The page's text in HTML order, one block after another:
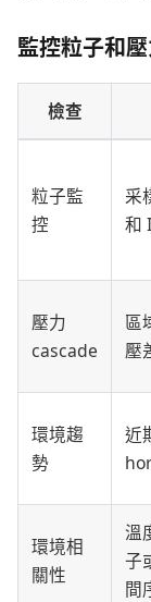
監控粒子和
檢查
粒子監
控
采
和
壓力
cascade
區
壓
環境趨
勢
近
環境相
關性
溫
子
間